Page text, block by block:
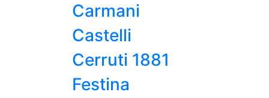
Carmani
Castelli
Cerruti 1881
Festina